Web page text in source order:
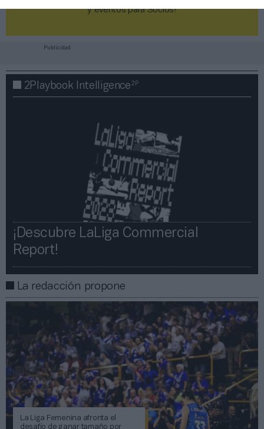
y eventos para Socios!​​​​​​​
Publicidad
2Playbook Intelligence2P
¡Descubre LaLiga Commercial
Report!​​
La redacción propone
La Liga Femenina afronta el
desafío de ganar tamaño por